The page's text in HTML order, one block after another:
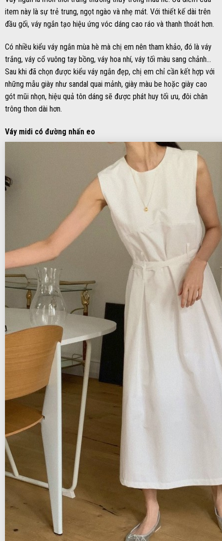
item này là sự trẻ trung, ngọt ngào và nhẹ mát. Với thiết kế dài trên
đầu gối, váy ngắn tạo hiệu ứng vóc dáng cao ráo và thanh thoát hơn.
Có nhiều kiểu váy ngắn mùa hè mà chị em nên tham khảo, đó là váy
trắng, váy cổ vuông tay bồng, váy hoa nhí, váy tối màu sang chảnh…
Sau khi đã chọn được kiểu váy ngắn đẹp, chị em chỉ cần kết hợp với
những mẫu giày như sandal quai mảnh, giày màu be hoặc giày cao
gót mũi nhọn, hiệu quả tôn dáng sẽ được phát huy tối ưu, đôi chân
trông thon dài hơn.
Váy midi có đường nhấn eo